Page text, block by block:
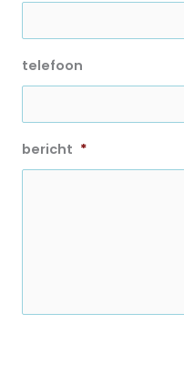
telefoon
bericht *